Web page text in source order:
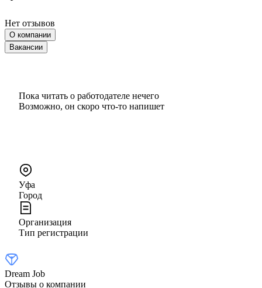
Нет отзывов
О компании
Вакансии
Пока читать о работодателе нечего
Возможно, он скоро что‑то напишет
Уфа
Город
Организация
Тип регистрации
Dream Job
Отзывы о компании